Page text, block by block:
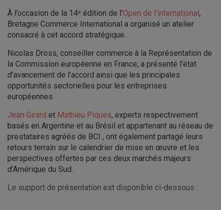
À l’occasion de la 14ᵉ édition de l’Open de l’international,
Bretagne Commerce International a organisé un atelier
consacré à cet accord stratégique.
Nicolas Dross, conseiller commerce à la Représentation de
la Commission européenne en France, a présenté l’état
d’avancement de l’accord ainsi que les principales
opportunités sectorielles pour les entreprises
européennes.
Jean Girard et Mathieu Piques, experts respectivement
basés en Argentine et au Brésil et appartenant au réseau de
prestataires agréés de BCI , ont également partagé leurs
retours terrain sur le calendrier de mise en œuvre et les
perspectives offertes par ces deux marchés majeurs
d’Amérique du Sud.
Le support de présentation est disponible ci-dessous :